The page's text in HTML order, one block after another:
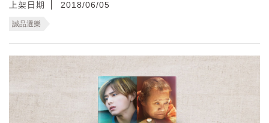
上架日期 2018/06/05
誠品選樂